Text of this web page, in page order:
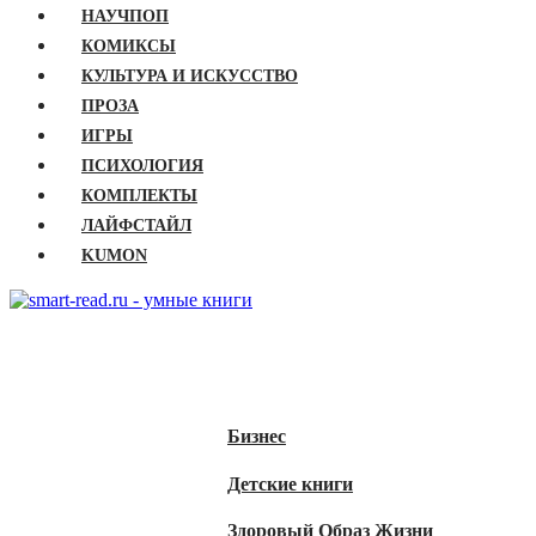
НАУЧПОП
КОМИКСЫ
КУЛЬТУРА И ИСКУССТВО
ПРОЗА
ИГРЫ
ПСИХОЛОГИЯ
КОМПЛЕКТЫ
ЛАЙФСТАЙЛ
KUMON
Бизнес
Детские книги
Здоровый Образ Жизни